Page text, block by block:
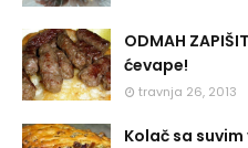
ODMAH
ćevape!
travnja 26, 2013
Kolač sa